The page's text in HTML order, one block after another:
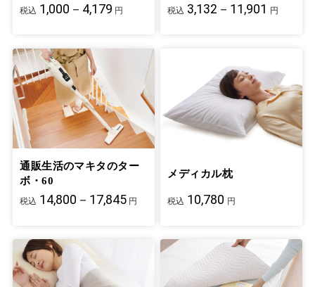
税込 1,000－4,179 円 税込 3,132－11,901 円
通販生活のマキタのター
ボ・60
税込 14,800－17,845 円
メディカル枕
税込 10,780 円